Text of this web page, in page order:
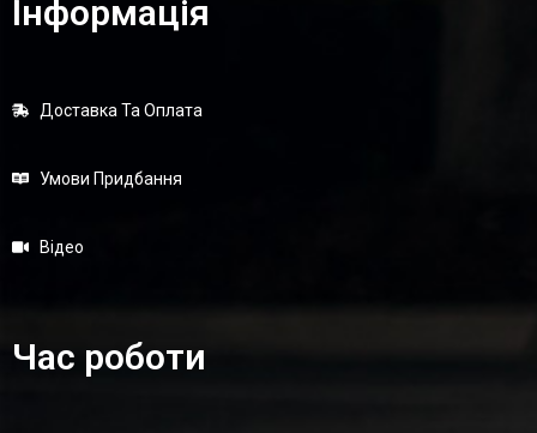
Інформація
Доставка Та Оплата
Умови Придбання
Відео
Час роботи